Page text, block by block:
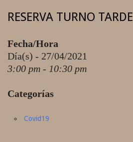
RESERVA TURNO TARDE
Fecha/Hora
Día(s) - 27/04/2021
3:00 pm - 10:30 pm
Categorías
Covid19